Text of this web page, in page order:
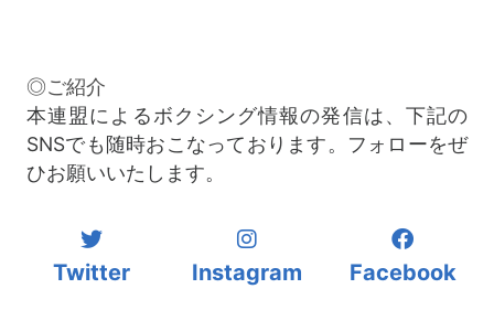
◎ご紹介
本連盟によるボクシング情報の発信は、下記の
SNSでも随時おこなっております。フォローをぜ
ひお願いいたします。
Twitter Instagram Facebook